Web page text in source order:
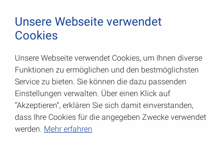
Fliesen-Profile
Art.-Nr.: 054511100RF
Unsere Webseite verwendet
Cookies
Unsere Webseite verwendet Cookies, um Ihnen diverse
Funktionen zu ermöglichen und den bestmöglichsten
Service zu bieten. Sie können die dazu passenden
Einstellungen verwalten. Über einen Klick auf
“Akzeptieren”, erklären Sie sich damit einverstanden,
dass Ihre Cookies für die angegeben Zwecke verwendet
werden. Mehr erfahren